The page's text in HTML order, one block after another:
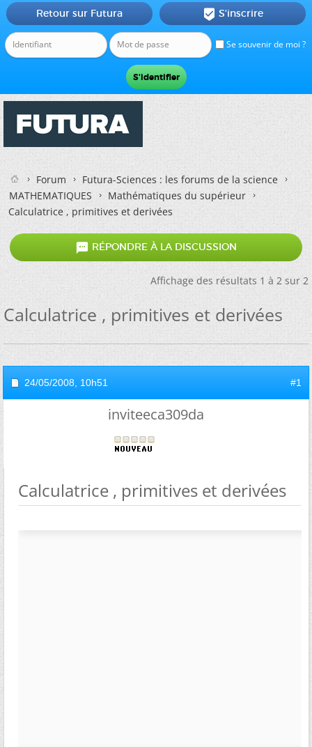
Se souvenir de moi ?
Retour sur Futura  S'inscrire
Forum
Futura-Sciences : les forums de la science
MATHEMATIQUES
Mathématiques du supérieur
Calculatrice , primitives et derivées
 RÉPONDRE À LA DISCUSSION
Affichage des résultats 1 à 2 sur 2
Calculatrice , primitives et derivées
24/05/2008, 10h51 #1
inviteeca309da
Calculatrice , primitives et derivées